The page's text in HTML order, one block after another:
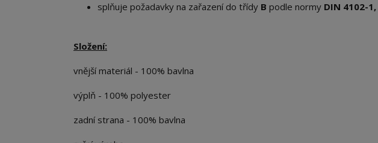
splňuje požadavky na zařazení do třídy B podle normy DIN 4102-1,
Složení:
vnější materiál - 100% bavlna
výplň - 100% polyester
zadní strana - 100% bavlna